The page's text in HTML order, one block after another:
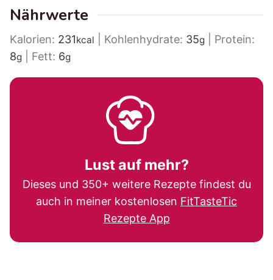
Nährwerte
Kalorien: 231kcal Kohlenhydrate: 35g
Protein:
8g Fett: 6g
Lust auf mehr?
Dieses und 350+ weitere Rezepte findest du
auch in meiner kostenlosen FitTasteTic
Rezepte App